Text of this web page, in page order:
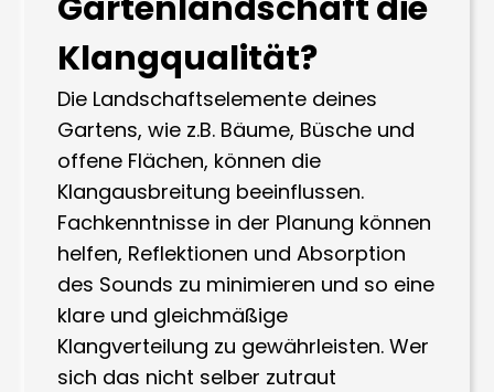
Klangqualität?
Die Landschaftselemente deines
Gartens, wie z.B. Bäume, Büsche und
offene Flächen, können die
Klangausbreitung beeinflussen.
Fachkenntnisse in der Planung können
helfen, Reflektionen und Absorption
des Sounds zu minimieren und so eine
klare und gleichmäßige
Klangverteilung zu gewährleisten. Wer
sich das nicht selber zutraut